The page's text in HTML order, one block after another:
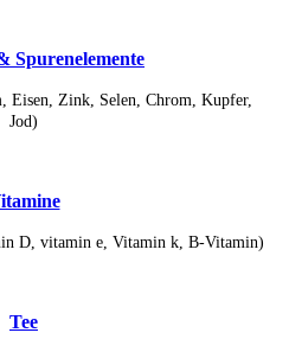
Spurenelemente
Eisen, Zink, Selen, Chrom, Kupfer,
Jod)
D, vitamin e, Vitamin k, B-Vitamin)
Tee